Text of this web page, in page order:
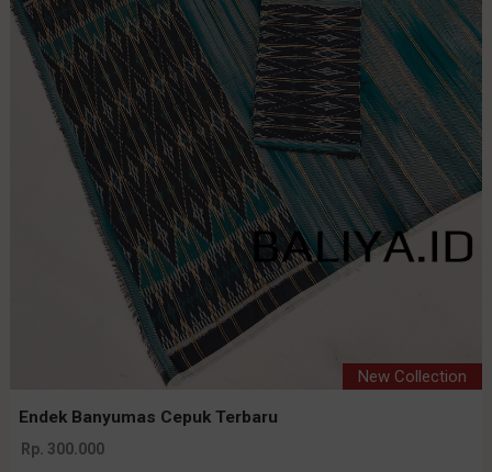
New Collection
Endek Banyumas Cepuk Terbaru
Rp. 300.000